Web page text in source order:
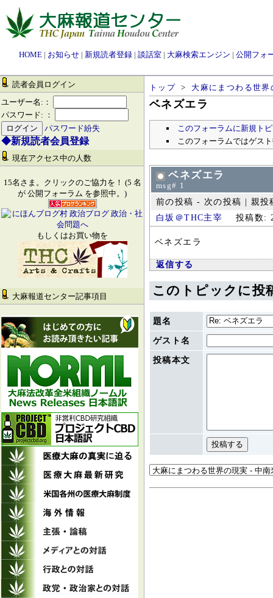
HOME | お知らせ | 新規読者登録 | 談話室 | 大麻検索エンジン | 公開フォ
読者会員ログイン
ユーザー名:：
パスワード: ：
パスワード紛失
◆新規読者会員登録
現在アクセス中の人数
15名さま。クリックのご協力を！ (5 名
が 公開フォーラム を参照中。)
もしくはお買い物を
大麻報道センター記事項目
トップ > 大麻にまつわる世界
ベネズエラ
このフォーラムに新規ト
このフォーラムではゲス
ベネズエラ
msg# 1
前の投稿 - 次の投稿 | 親
白坂＠THC主宰 投稿数:
ベネズエラ
返信する
このトピックに投
題名
ゲスト名
投稿本文